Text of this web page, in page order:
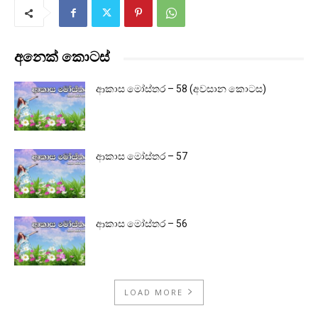
අනෙක් කොටස්
ආකාස මෝස්තර – 58 (අවසාන කොටස)
ආකාස මෝස්තර – 57
ආකාස මෝස්තර – 56
LOAD MORE